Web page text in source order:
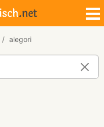
alegori